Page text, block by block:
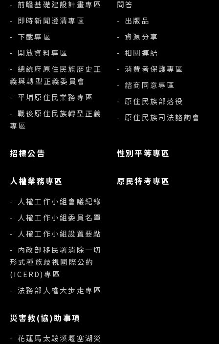
- 前瞻基礎建設計畫專區
- 即時新聞澄清專區
- 下載專區
- 開放資料專區
- 總統府原住民族歷史正
義與轉型正義委員會
- 平埔原住民業務專區
- 戰後原住民族轉型正義
專區
問答
- 出版品
- 資源分享
- 相關連結
- 消費者保護專區
- 諮商同意專區
- 原住民族部落役
- 原住民族司法諮詢會
招標公告 性別平等專區
人權業務專區
- 人權工作小組會議紀錄
- 人權工作小組委員名單
- 人權工作小組設置要點
- 內政部移民署消除一切
形式種族歧視國際公約
(ICERD)專區
- 法務部人權大步走專區
原民特考專區
災害救(協)助事項
- 花蓮馬太鞍溪堰塞湖災